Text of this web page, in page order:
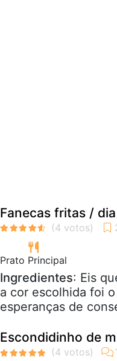
Fanecas fritas /
Prato Principal
Ingredientes: Eis
a cor escolhida foi
esperanças de
Escondidinho de